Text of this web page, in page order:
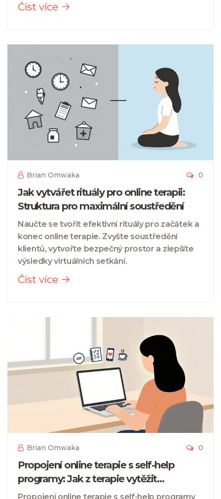
Číst více
Brian Omwaka 0
Jak vytvářet rituály pro online terapii:
Struktura pro maximální soustředění
Naučte se tvořit efektivní rituály pro začátek a
konec online terapie. Zvyšte soustředění
klientů, vytvořte bezpečný prostor a zlepšíte
výsledky virtuálních setkání.
Číst více
Brian Omwaka 0
Propojení online terapie s self-help
programy: Jak z terapie vytěžit
maximum
Propojení online terapie s self-help programy